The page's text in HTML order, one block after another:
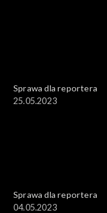
Sprawa dla reportera
25.05.2023
Sprawa dla reportera
04.05.2023